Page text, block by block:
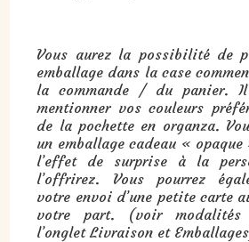
Vous aurez la possibilité de
emballage dans la case
la commande / du panier.
mentionner vos couleurs
de la pochette en organza.
un emballage cadeau «
l’effet de surprise à la
l’offrirez. Vous pourrez
votre envoi d’une petite carte
votre part. (voir
l’onglet Livraison et